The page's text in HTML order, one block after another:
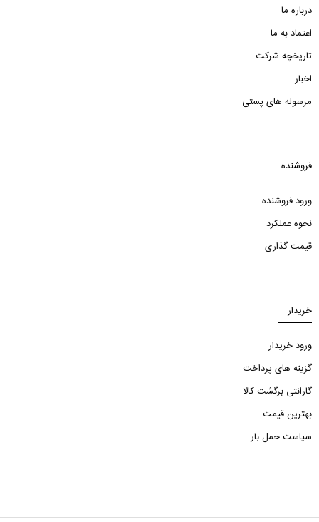
درباره ما
اعتماد به ما
تاریخچه شرکت
اخبار
مرسوله های پستی
فروشنده
ورود فروشنده
نحوه عملکرد
قیمت گذاری
خریدار
ورود خریدار
گزینه های پرداخت
گارانتی برگشت کالا
بهترین قیمت
سیاست حمل بار